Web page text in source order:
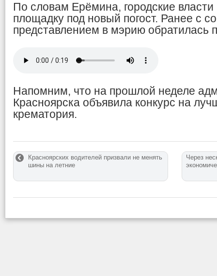
По словам Ерёмина, городские
площадку под новый погост. Ранее с
представлением в мэрию обратилась
Напомним, что на прошлой неделе
Красноярска объявила конкурс на
крематория.
Красноярских водителей призвали не менять
шины на летние
Через